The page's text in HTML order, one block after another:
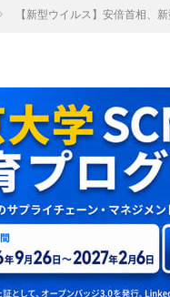
【新型ウイルス】安倍首相、